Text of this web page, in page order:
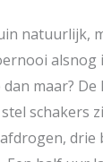
natuurlijk,
alsnog
maar?
schakers
drie